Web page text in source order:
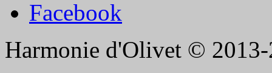
Harmonie d'Olivet © 2013-